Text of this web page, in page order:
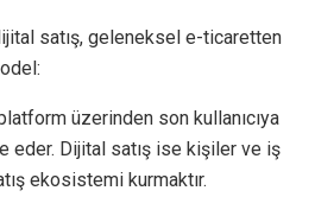
satış, geleneksel e-ticaretten
üzerinden son kullanıcıya
eder. Dijital satış ise kişiler ve iş
ekosistemi kurmaktır.